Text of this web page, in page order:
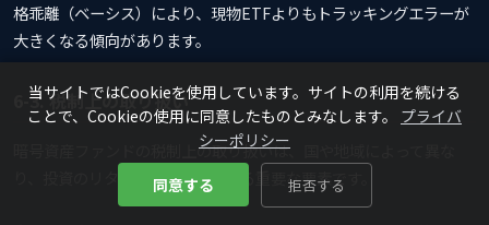
格乖離（ベーシス）により、現物ETFよりもトラッキングエラーが
大きくなる傾向があります。
6-3. 税制上の取り扱い
暗号資産ファンドの税制上の取り扱いは、国や地域によって異な
り、投資のリターンに直接影響する重要な要素です。
当サイトではCookieを使用しています。サイトの利用を続ける
ことで、Cookieの使用に同意したものとみなします。 プライバ
シーポリシー
同意する 拒否する